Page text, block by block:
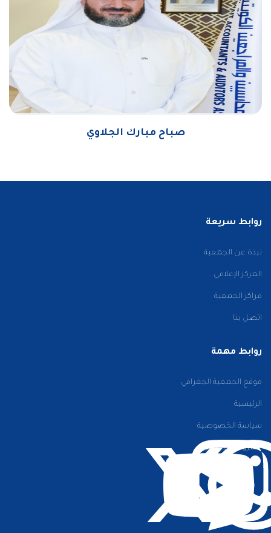
صباح مبارك الجلاوي
روابط سريعة
نبذة عن الجمعية
المركز الإعلامي
مراكز الجمعية
اتصل بنا
روابط مهمة
موقع الجمعية الجغرافي
الرئيسية
سياسة الخصوصية
الشروط والأحكام